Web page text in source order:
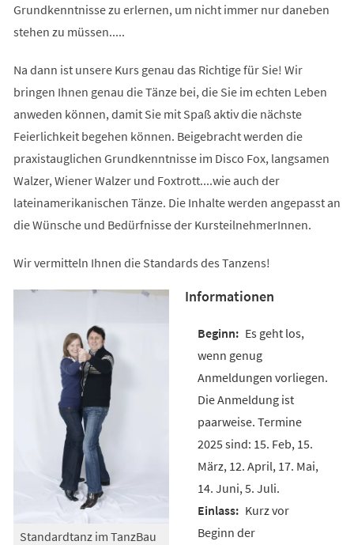
Grundkenntnisse zu erlernen, um nicht immer nur daneben
stehen zu müssen.....
Na dann ist unsere Kurs genau das Richtige für Sie! Wir
bringen Ihnen genau die Tänze bei, die Sie im echten Leben
anweden können, damit Sie mit Spaß aktiv die nächste
Feierlichkeit begehen können. Beigebracht werden die
praxistauglichen Grundkenntnisse im Disco Fox, langsamen
Walzer, Wiener Walzer und Foxtrott....wie auch der
lateinamerikanischen Tänze. Die Inhalte werden angepasst an
die Wünsche und Bedürfnisse der KursteilnehmerInnen.
Wir vermitteln Ihnen die Standards des Tanzens!
Standardtanz im TanzBau
Informationen
Es geht los,
wenn genug
Anmeldungen vorliegen.
Die Anmeldung ist
paarweise. Termine
2025 sind: 15. Feb, 15.
März, 12. April, 17. Mai,
14. Juni, 5. Juli.
Kurz vor
Beginn der